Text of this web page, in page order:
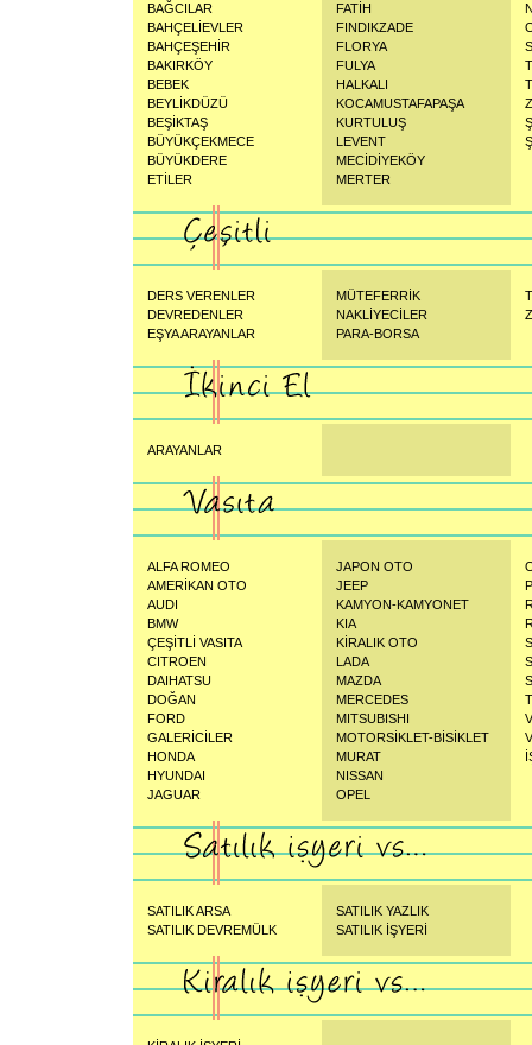
BAĞCILAR
BAHÇELİEVLER
BAHÇEŞEHİR
BAKIRKÖY
BEBEK
BEYLİKDÜZÜ
BEŞİKTAŞ
BÜYÜKÇEKMECE
BÜYÜKDERE
ETİLER
FATİH
FINDIKZADE
FLORYA
FULYA
HALKALI
KOCAMUSTAFAPAŞA
KURTULUŞ
LEVENT
MECİDİYEKÖY
MERTER
DERS VERENLER
DEVREDENLER
EŞYA ARAYANLAR
MÜTEFERRİK
NAKLİYECİLER
PARA-BORSA
ARAYANLAR
ALFA ROMEO
AMERİKAN OTO
AUDI
BMW
ÇEŞİTLİ VASITA
CITROEN
DAIHATSU
DOĞAN
FORD
GALERİCİLER
HONDA
HYUNDAI
JAGUAR
JAPON OTO
JEEP
KAMYON-KAMYONET
KIA
KİRALIK OTO
LADA
MAZDA
MERCEDES
MITSUBISHI
MOTORSİKLET-BİSİKLET
MURAT
NISSAN
OPEL
SATILIK ARSA
SATILIK DEVREMÜLK
SATILIK YAZLIK
SATILIK İŞYERİ